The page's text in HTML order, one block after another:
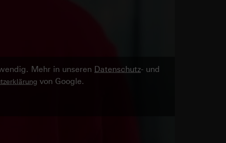
Mehr in unseren Datenschutz- und
von Google.